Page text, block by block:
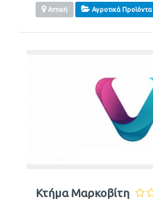
Αττική Αγροτικά Προϊόντα
Κτήμα Μαρκοβίτη